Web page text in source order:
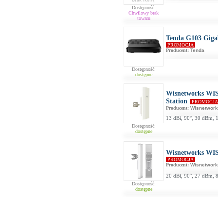
Dostępność:
Chwilowy brak
towaru
Dostępność:
dostępne
Tenda G103
PROMOCJA
Producent: Tenda
Dostępność:
dostępne
Wisnetworks
Station
Producent:
13 dBi, 90°, 30 dBm,
Dostępność:
dostępne
Wisnetworks
PROMOCJA
Producent:
20 dBi, 90°, 27 dBm,